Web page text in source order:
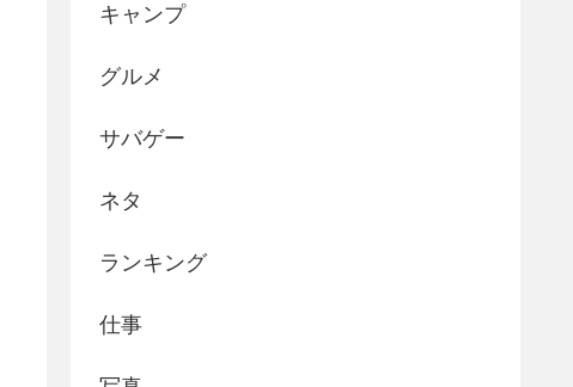
キャンプ
グルメ
サバゲー
ネタ
ランキング
仕事